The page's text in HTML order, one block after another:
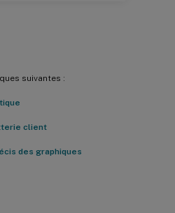
suivantes :
client
des graphiques